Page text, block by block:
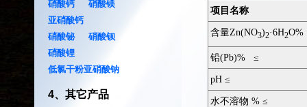
硝酸钙
硝酸镁
亚硝酸钙
硝酸铋
硝酸钡
硝酸锂
低氯干粉亚硝酸钠
4、 其它产品
项目名称
含量Zn(NO3)2·6H2
铅(Pb)% ≤
pH ≤
水不溶物 % ≤